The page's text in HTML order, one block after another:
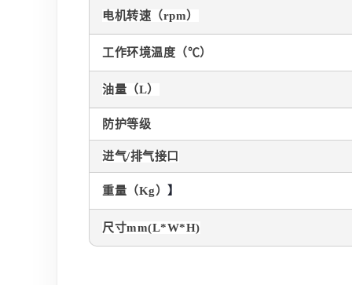
电机转速（rpm）
工作环境温度（℃）
油量（L）
防护等级
进气/排气接口
重量（Kg） 】
尺寸mm(L*W*H)